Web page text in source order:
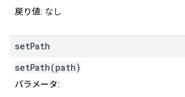
戻り値: なし
setPath
setPath(path)
パラメータ: